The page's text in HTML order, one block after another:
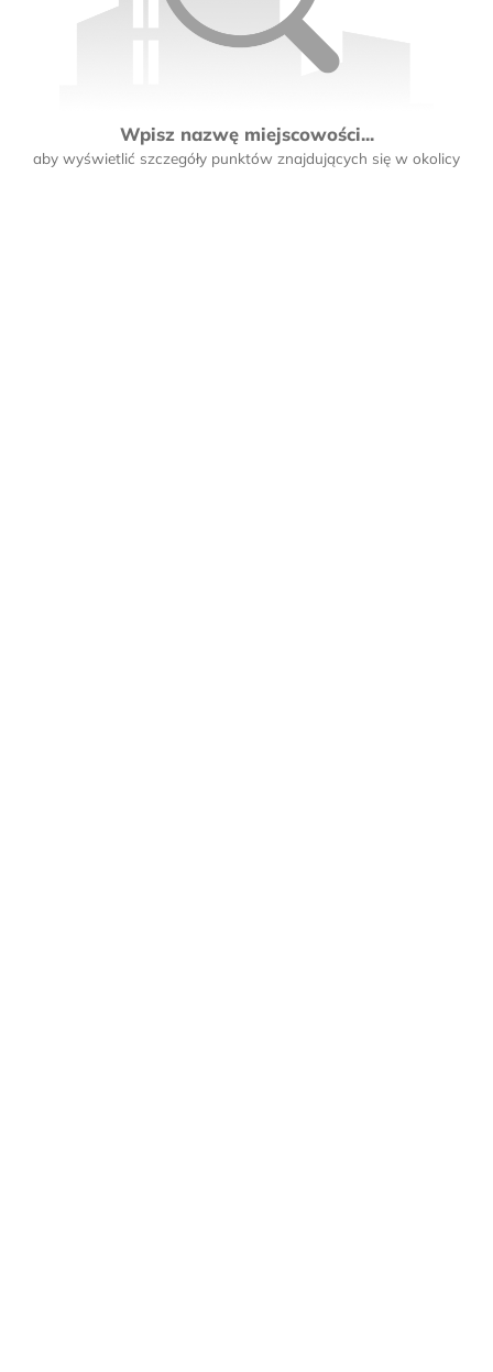
Wpisz nazwę miejscowości...
aby wyświetlić szczegóły punktów znajdujących się w okolicy